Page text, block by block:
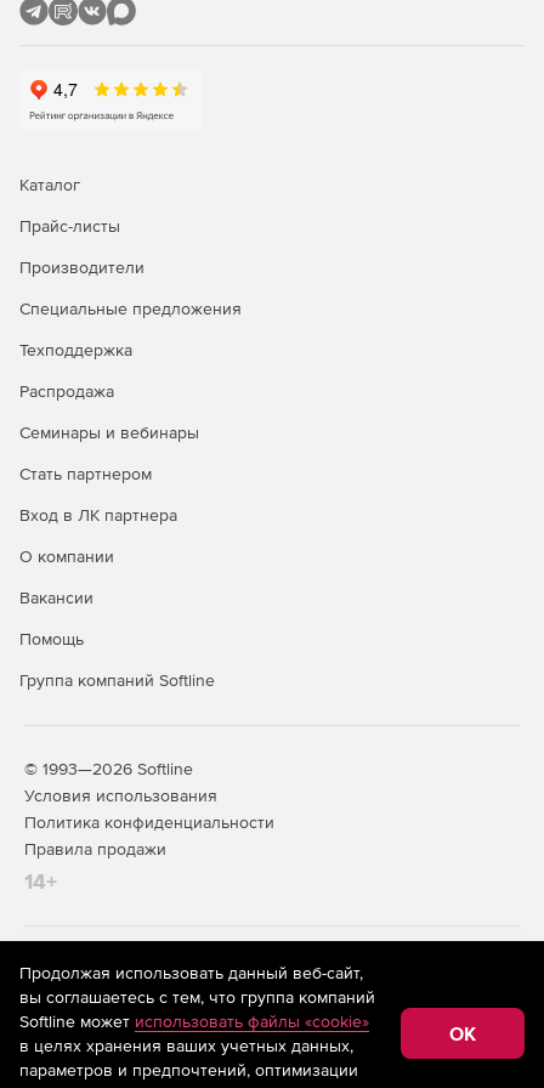
Консоль отчетов EventLog Analyzer интуитивно понятна и
предлагает сотни предопределенных отчетов для аудита,
Каталог
Прайс-листы
Производители
Специальные предложения
Техподдержка
Распродажа
Семинары и вебинары
Стать партнером
Вход в ЛК партнера
О компании
Вакансии
Помощь
Группа компаний Softline
© 1993—2026 Softline
Условия использования
Политика конфиденциальности
Правила продажи
14+
На информационном ресурсе store.softline.ru применяются
рекомендательные технологии
(информационные технологии
предоставления информации на основе сбора,
систематизации и анализа сведений, относящихся к
предпочтениям пользователей сети «Интернет»,
находящихся на территории Российской Федерации)
Продолжая использовать данный веб-сайт,
вы соглашаетесь с тем, что группа компаний
Softline может использовать файлы «cookie»
в целях хранения ваших учетных данных,
параметров и предпочтений, оптимизации
OK